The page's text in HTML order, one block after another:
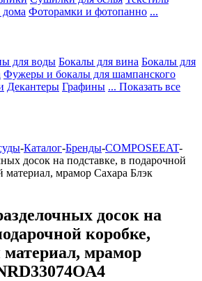
дома Фоторамки и фотопанно ...
для воды Бокалы для вина Бокалы для
Фужеры и бокалы для шампанского
Декантеры Графины ... Показать все
-Каталог-Бренды-COMPOSEEAT-
досок на подставке, в подарочной
материал, мрамор Сахара Блэк
досок на
коробке,
мрамор